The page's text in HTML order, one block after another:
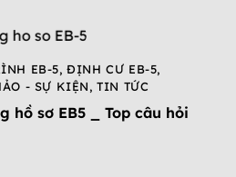
EB-5,ĐỊNH CƯ EB-5,
- SỰ KIỆN,TIN TỨC
hồ sơ EB5 _ Top câu hỏi